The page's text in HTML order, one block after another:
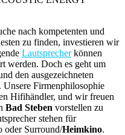
nach kompetenten und
zu finden, investieren wir
Lautsprecherkönnen
werden. Doch es geht um
den ausgezeichneten
Unsere Firmenphilosophie
Hifihändler, und wir freuen
Bad Steben vorstellen zu
stehen für
oder Surround/Heimkino.